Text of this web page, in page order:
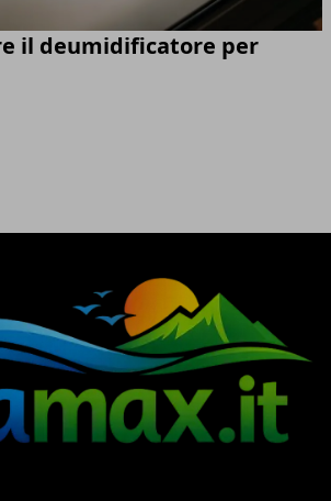
il deumidificatore per